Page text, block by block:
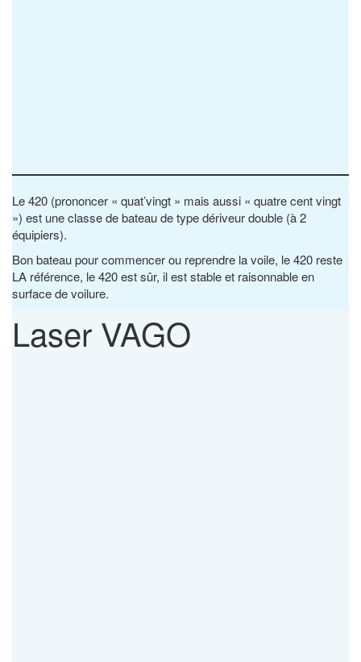
Le 420 (prononcer « quat’vingt » mais aussi « quatre cent vingt
») est une classe de bateau de type dériveur double (à 2
équipiers).
Bon bateau pour commencer ou reprendre la voile, le 420 reste
LA référence, le 420 est sûr, il est stable et raisonnable en
surface de voilure.
Laser VAGO